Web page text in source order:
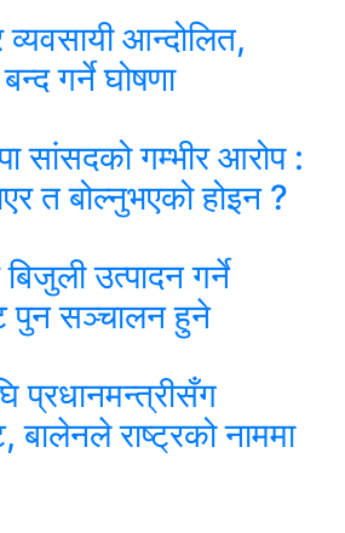
आन्दोलित,
गर्ने घोषणा
सांसदको गम्भीर आरोप :
त बोल्नुभएको होइन ?
उत्पादन गर्ने
पुन सञ्चालन हुने
प्रधानमन्त्रीसँग
बालेनले राष्ट्रको नाममा